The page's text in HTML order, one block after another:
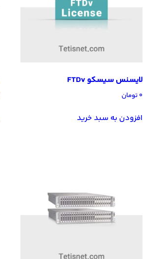
لایسنس سیسکو FTDv
۰تومان
افزودن به سبد خرید